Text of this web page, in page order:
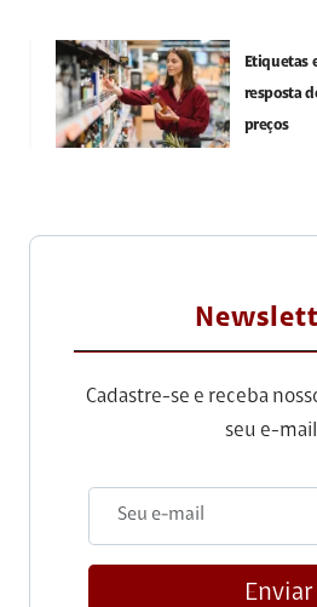
Etiquetas
resposta
preços
Cadastre-se e receba
seu e-mail
Enviar